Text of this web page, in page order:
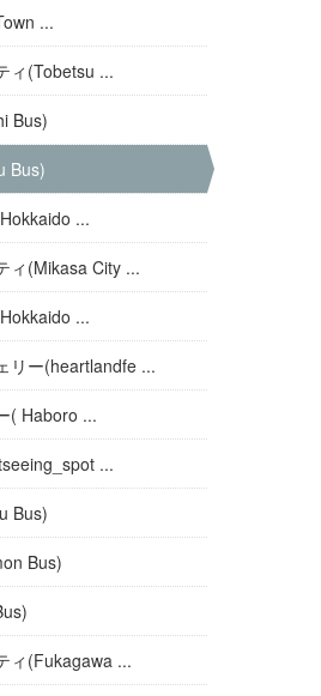
...
ィ(Tobetsu ...
Bus)
Bus)
...
ィ(Mikasa City ...
...
リー(heartlandfe ...
( Haboro ...
...
Bus)
Bus)
ィ(Fukagawa ...